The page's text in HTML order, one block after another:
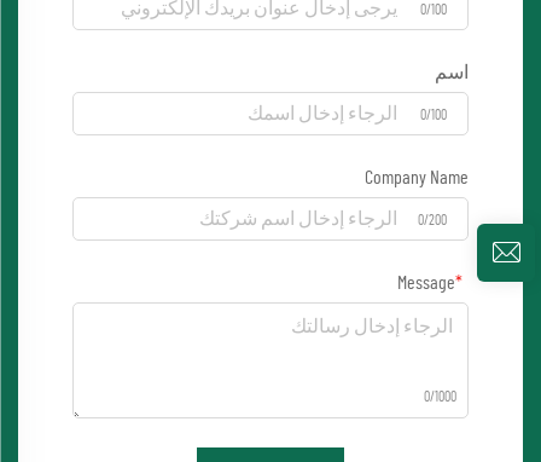
0/100
اسم
0/100
Company Name
0/200
Message
0/1000